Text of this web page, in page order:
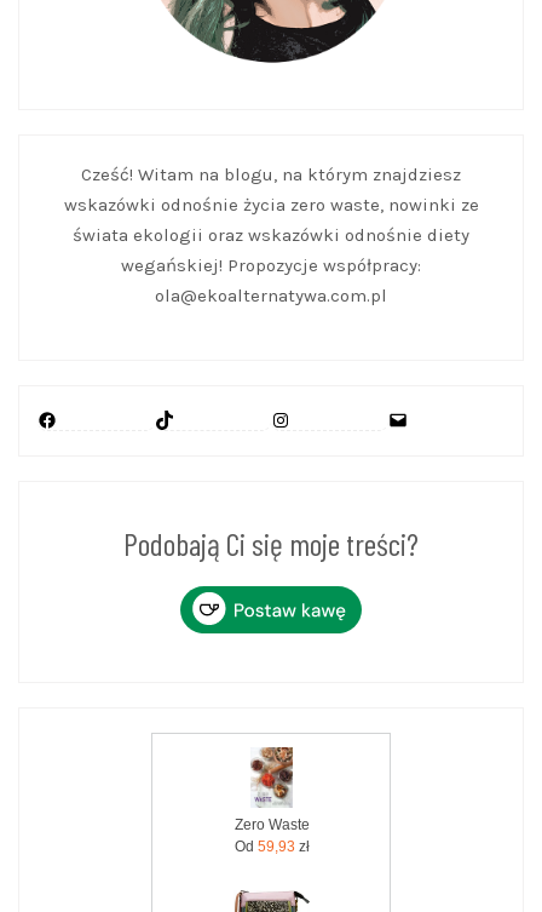
Cześć! Witam na blogu, na którym znajdziesz
wskazówki odnośnie życia zero waste, nowinki ze
świata ekologii oraz wskazówki odnośnie diety
wegańskiej! Propozycje współpracy:
ola@ekoalternatywa.com.pl
Facebook
TikTok
Instagram
Mail
Podobają Ci się moje treści?
Zero Waste
Od 59,93 zł